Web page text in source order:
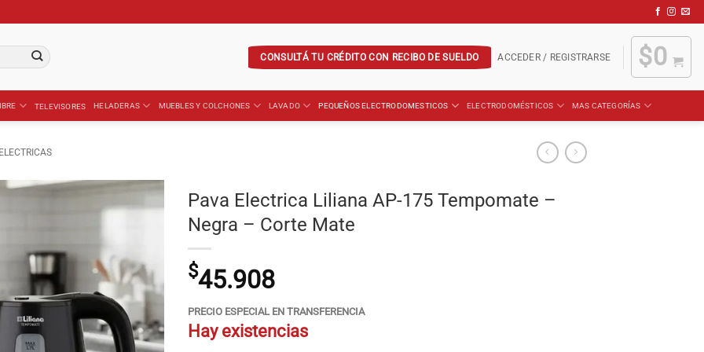
CONSULTÁ TU CRÉDITO CON RECIBO DE SUELDO ACCEDER / REGISTRARSE $0
TELEVISORES HELADERAS MUEBLES Y COLCHONES LAVADO PEQUEÑOS ELECTRODOMESTICOS ELECTRODOMÉSTICOS MAS CATEGORÍAS
Pava Electrica Liliana AP-175 Tempomate –
Negra – Corte Mate
$45.908
PRECIO ESPECIAL EN TRANSFERENCIA
Hay existencias